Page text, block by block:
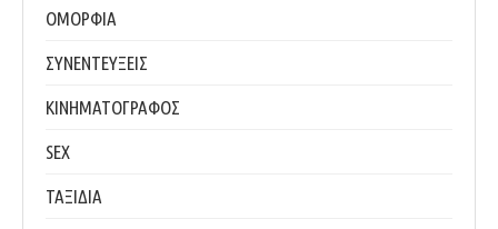
ΟΜΟΡΦΙΑ
ΣΥΝΕΝΤΕΥΞΕΙΣ
ΚΙΝΗΜΑΤΟΓΡΑΦΟΣ
SEX
ΤΑΞΙΔΙΑ